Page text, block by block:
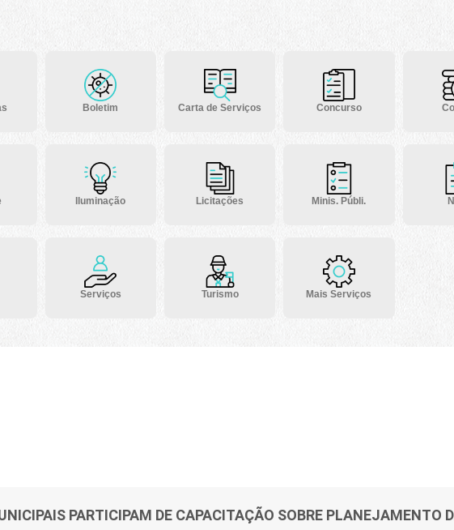
Boletim Carta de Serviços Concurso
Iluminação Licitações Minis. Públi.
Serviços Turismo Mais Serviços
PARTICIPAM DE CAPACITAÇÃO SOBRE PLANEJAMENTO